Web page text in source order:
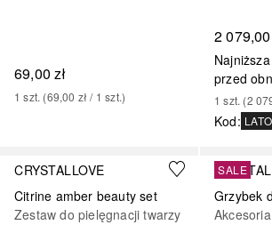
69,00 zł
1 szt. (69,00 zł / 1 szt.)
2 079,00
przed
1 szt. (2
Kod: LATO
CRYSTALLOVE
Citrine amber beauty set
Zestaw do pielęgnacji twarzy
SALE